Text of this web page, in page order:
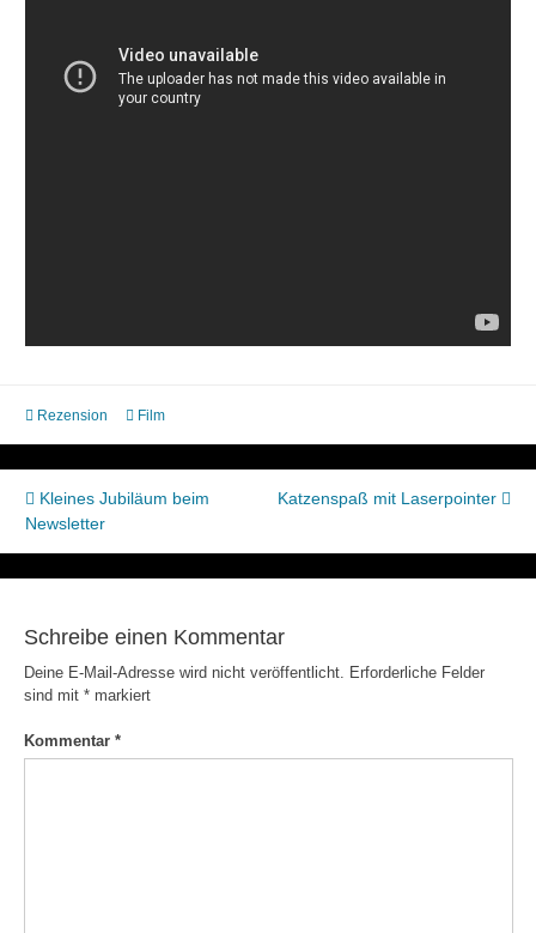
Rezension Film
Beitragsnavigation
Kleines Jubiläum beim
Newsletter
Katzenspaß mit Laserpointer
Schreibe einen Kommentar
Deine E-Mail-Adresse wird nicht veröffentlicht.
Erforderliche Felder
sind mit *markiert
Kommentar *